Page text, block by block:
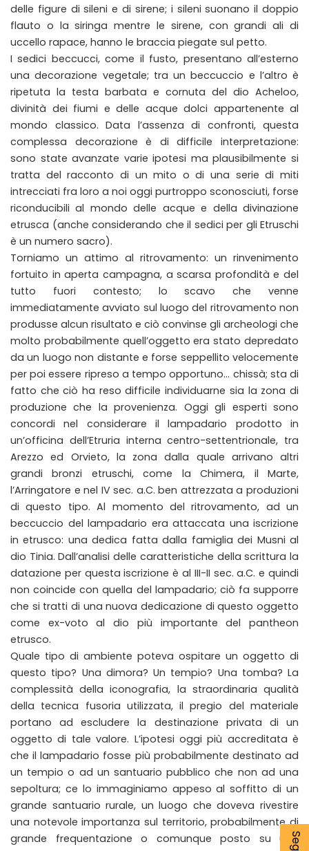
delle figure di sileni e di sirene; i sileni suonano il doppio
flauto o la siringa mentre le sirene, con grandi ali di
uccello rapace, hanno le braccia piegate sul petto.
I sedici beccucci, come il fusto, presentano all’esterno
una decorazione vegetale; tra un beccuccio e l’altro è
ripetuta la testa barbata e cornuta del dio Acheloo,
divinità dei fiumi e delle acque dolci appartenente al
mondo classico. Data l’assenza di confronti, questa
complessa decorazione è di difficile interpretazione:
sono state avanzate varie ipotesi ma plausibilmente si
tratta del racconto di un mito o di una serie di miti
intrecciati fra loro a noi oggi purtroppo sconosciuti, forse
riconducibili al mondo delle acque e della divinazione
etrusca (anche considerando che il sedici per gli Etruschi
è un numero sacro).
Torniamo un attimo al ritrovamento: un rinvenimento
fortuito in aperta campagna, a scarsa profondità e del
tutto fuori contesto; lo scavo che venne
immediatamente avviato sul luogo del ritrovamento non
produsse alcun risultato e ciò convinse gli archeologi che
molto probabilmente quell’oggetto era stato depredato
da un luogo non distante e forse seppellito velocemente
per poi essere ripreso a tempo opportuno… chissà; sta di
fatto che ciò ha reso difficile individuarne sia la zona di
produzione che la provenienza. Oggi gli esperti sono
concordi nel considerare il lampadario prodotto in
un’officina dell’Etruria interna centro-settentrionale, tra
Arezzo ed Orvieto, la zona dalla quale arrivano altri
grandi bronzi etruschi, come la Chimera, il Marte,
l’Arringatore e nel IV sec. a.C. ben attrezzata a produzioni
di questo tipo. Al momento del ritrovamento, ad un
beccuccio del lampadario era attaccata una iscrizione
in etrusco: una dedica fatta dalla famiglia dei Musni al
dio Tinia. Dall’analisi delle caratteristiche della scrittura la
datazione per questa iscrizione è al III-II sec. a.C. e quindi
non coincide con quella del lampadario; ciò fa supporre
che si tratti di una nuova dedicazione di questo oggetto
come ex-voto al dio più importante del pantheon
etrusco.
Quale tipo di ambiente poteva ospitare un oggetto di
questo tipo? Una dimora? Un tempio? Una tomba? La
complessità della iconografia, la straordinaria qualità
della tecnica fusoria utilizzata, il pregio del materiale
portano ad escludere la destinazione privata di un
oggetto di tale valore. L’ipotesi oggi più accreditata è
che il lampadario fosse più probabilmente destinato ad
un tempio o ad un santuario pubblico che non ad una
sepoltura; ce lo immaginiamo appeso al soffitto di un
grande santuario rurale, un luogo che doveva rivestire
una notevole importanza sul territorio, probabilmente di
grande frequentazione o comunque posto su una